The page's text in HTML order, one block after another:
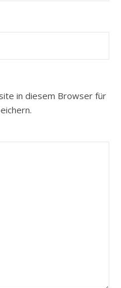
in diesem Browser für